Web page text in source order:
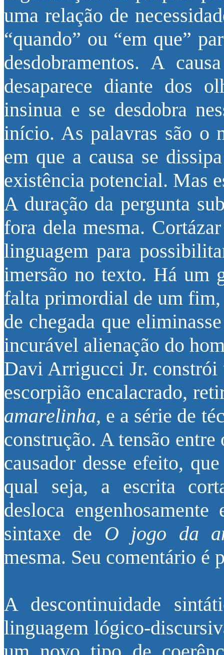
uma relação de
“quando” ou “em que”
desdobramentos. A
desaparece diante dos
insinua e se desdobra
início. As palavras são o
em que a causa se
existência potencial. Mas
A duração da pergunta
fora dela mesma.
linguagem para
imersão no texto. Há um
falta primordial de um
de chegada que
incurável alienação do
Davi Arrigucci Jr. constrói
escorpião encalacrado,
amarelinha, e a série de
construção. A tensão
causador desse efeito,
qual seja, a escrita
desloca
sintaxe de O jogo da
mesma. Seu comentário é
A descontinuidade
linguagem lógico-